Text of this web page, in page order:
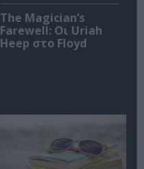
The Magician’s
Farewell: Οι Uriah
Heep στο Floyd